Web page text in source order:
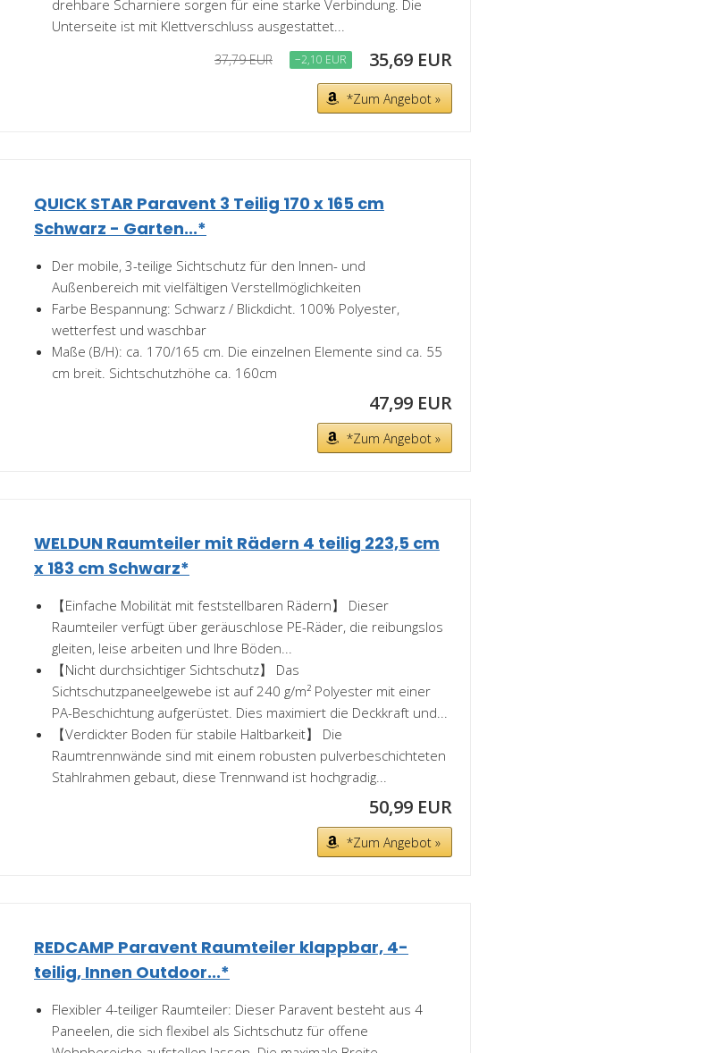
drehbare Scharniere sorgen für eine starke Verbindung. Die
Unterseite ist mit Klettverschluss ausgestattet...
37,79 EUR −2,10 EUR 35,69 EUR
*Zum Angebot »
QUICK STAR Paravent 3 Teilig 170 x 165 cm
Schwarz - Garten...*
Der mobile, 3-teilige Sichtschutz für den Innen- und
Außenbereich mit vielfältigen Verstellmöglichkeiten
Farbe Bespannung: Schwarz / Blickdicht. 100% Polyester,
wetterfest und waschbar
Maße (B/H): ca. 170/165 cm. Die einzelnen Elemente sind ca. 55
cm breit. Sichtschutzhöhe ca. 160cm
47,99 EUR
*Zum Angebot »
WELDUN Raumteiler mit Rädern 4 teilig 223,5 cm
x 183 cm Schwarz*
【Einfache Mobilität mit feststellbaren Rädern】 Dieser
Raumteiler verfügt über geräuschlose PE-Räder, die reibungslos
gleiten, leise arbeiten und Ihre Böden...
【Nicht durchsichtiger Sichtschutz】 Das
Sichtschutzpaneelgewebe ist auf 240 g/m² Polyester mit einer
PA-Beschichtung aufgerüstet. Dies maximiert die Deckkraft und...
【Verdickter Boden für stabile Haltbarkeit】 Die
Raumtrennwände sind mit einem robusten pulverbeschichteten
Stahlrahmen gebaut, diese Trennwand ist hochgradig...
50,99 EUR
*Zum Angebot »
REDCAMP Paravent Raumteiler klappbar, 4-
teilig, Innen Outdoor...*
Flexibler 4-teiliger Raumteiler: Dieser Paravent besteht aus 4
Paneelen, die sich flexibel als Sichtschutz für offene